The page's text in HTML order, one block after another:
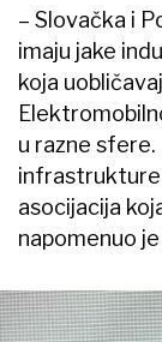
– Slovačka i
imaju jake
koja
u razne
infrastrukture
asocijacija
napomenuo